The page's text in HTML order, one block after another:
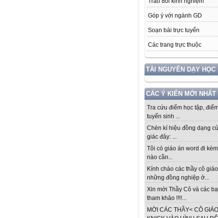
Góp ý với ngành GD
Soạn bài trực tuyến
Các trang trực thuộc
TÀI NGUYÊN DẠY HỌC
CÁC Ý KIẾN MỚI NHẤT
Tra cứu điểm học tập,
tuyển sinh ...
Chèn kí hiệu đồng dạng
giác đây: ...
Tôi có giáo án word đi
nào cần...
Kính chào các thầy cô
những đồng nghiệp ở...
Xin mời Thầy Cô và các
tham khảo !!!!...
MỜI CÁC THẦY< CÔ GIÁO